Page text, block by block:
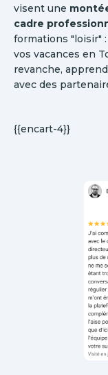
visent une
cadre
formations "loisir"
vos vacances en
revanche,
avec des
{{encart-4}}